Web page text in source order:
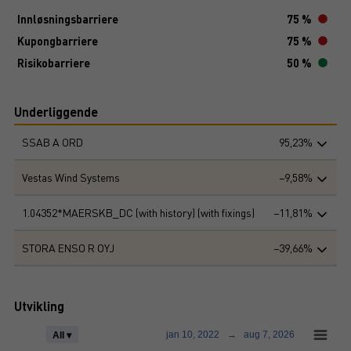
Innløsningsbarriere
75 %
Kupongbarriere
75 %
Risikobarriere
50 %
Underliggende
SSAB A ORD 95,23%
Vestas Wind Systems −9,58%
1.04352*MAERSKB_DC (with history) (with fixings) −11,81%
STORA ENSO R OYJ −39,66%
Utvikling
All ▾ jan 10, 2022 → aug 7, 2026